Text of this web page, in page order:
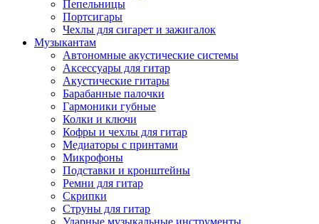
Пепельницы
Портсигары
Чехлы для сигарет и зажигалок
Музыкантам
Автономные акустические системы
Аксессуары для гитар
Акустические гитары
Барабанные палочки
Гармоники губные
Колки и ключи
Кофры и чехлы для гитар
Медиаторы с принтами
Микрофоны
Подставки и кронштейны
Ремни для гитар
Скрипки
Струны для гитар
Ударные музыкальные инструменты